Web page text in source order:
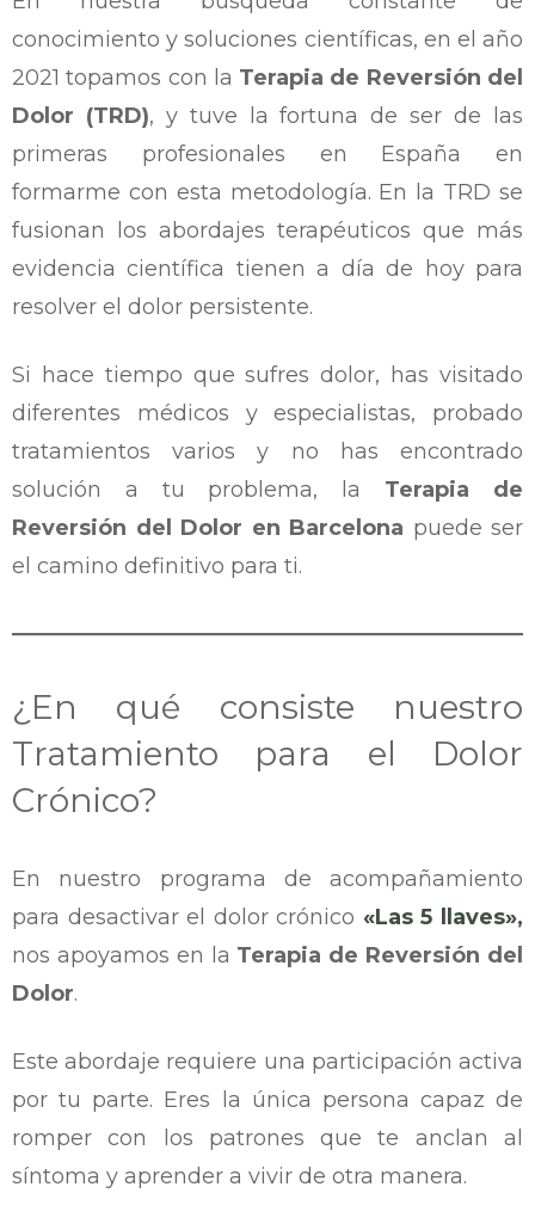
conocimiento y soluciones científicas, en el año
2021 topamos con la Terapia de Reversión del
Dolor (TRD), y tuve la fortuna de ser de las
primeras profesionales en España en
formarme con esta metodología. En la TRD se
fusionan los abordajes terapéuticos que más
evidencia científica tienen a día de hoy para
resolver el dolor persistente.
Si hace tiempo que sufres dolor, has visitado
diferentes médicos y especialistas, probado
tratamientos varios y no has encontrado
solución a tu problema, la Terapia de
Reversión del Dolor en Barcelona puede ser
el camino definitivo para ti.
¿En qué consiste nuestro
Tratamiento para el Dolor
Crónico?
En nuestro programa de acompañamiento
para desactivar el dolor crónico «Las 5 llaves»,
nos apoyamos en la Terapia de Reversión del
Dolor.
Este abordaje requiere una participación activa
por tu parte. Eres la única persona capaz de
romper con los patrones que te anclan al
síntoma y aprender a vivir de otra manera.